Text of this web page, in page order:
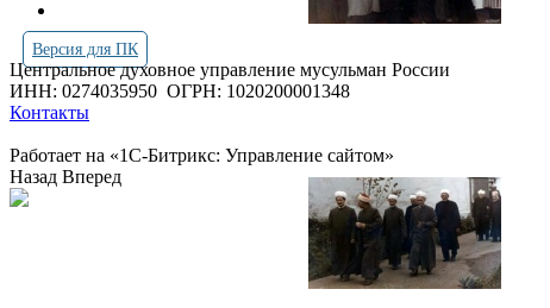
Версия для ПК
Центральное духовное управление мусульман России
ИНН: 0274035950 ОГРН: 1020200001348
Контакты
Работает на «1С-Битрикс: Управление сайтом»
Назад Вперед